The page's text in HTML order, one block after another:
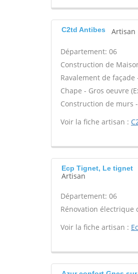
C2td Antibes Artisan
Département: 06
Construction de
Ravalement de
Chape - Gros oeuvre
Construction de murs -
Voir la fiche artisan :
Ecp Tignet, Le tignet
Artisan
Département: 06
Rénovation électrique
Voir la fiche artisan :